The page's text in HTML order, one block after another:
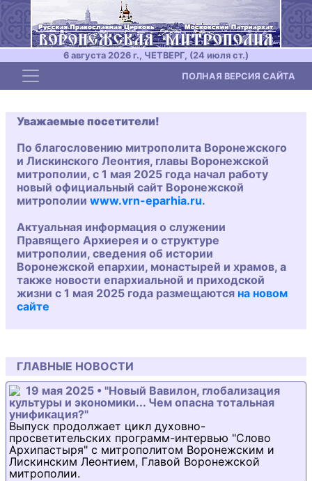
6 августа 2026 г., ЧЕТВЕРГ, (24 июля ст.)
Toggle navigation ПОЛНАЯ ВЕРСИЯ САЙТА
Уважаемые посетители!
По благословению митрополита Воронежского
и Лискинского Леонтия, главы Воронежской
митрополии, с 1 мая 2025 года начал работу
новый официальный сайт Воронежской
митрополии www.vrn-eparhia.ru.
Актуальная информация о служении
Правящего Архиерея и о структуре
митрополии, сведения об истории
Воронежской епархии, монастырей и храмов, а
также новости епархиальной и приходской
жизни с 1 мая 2025 года размещаются на новом
сайте
ГЛАВНЫЕ НОВОСТИ
19 мая 2025 • "Новый Вавилон, глобализация
культуры и экономики... Чем опасна тотальная
унификация?"
Выпуск продолжает цикл духовно-
просветительских программ-интервью "Слово
Архипастыря" с митрополитом Воронежским и
Лискинским Леонтием, Главой Воронежской
митрополии.